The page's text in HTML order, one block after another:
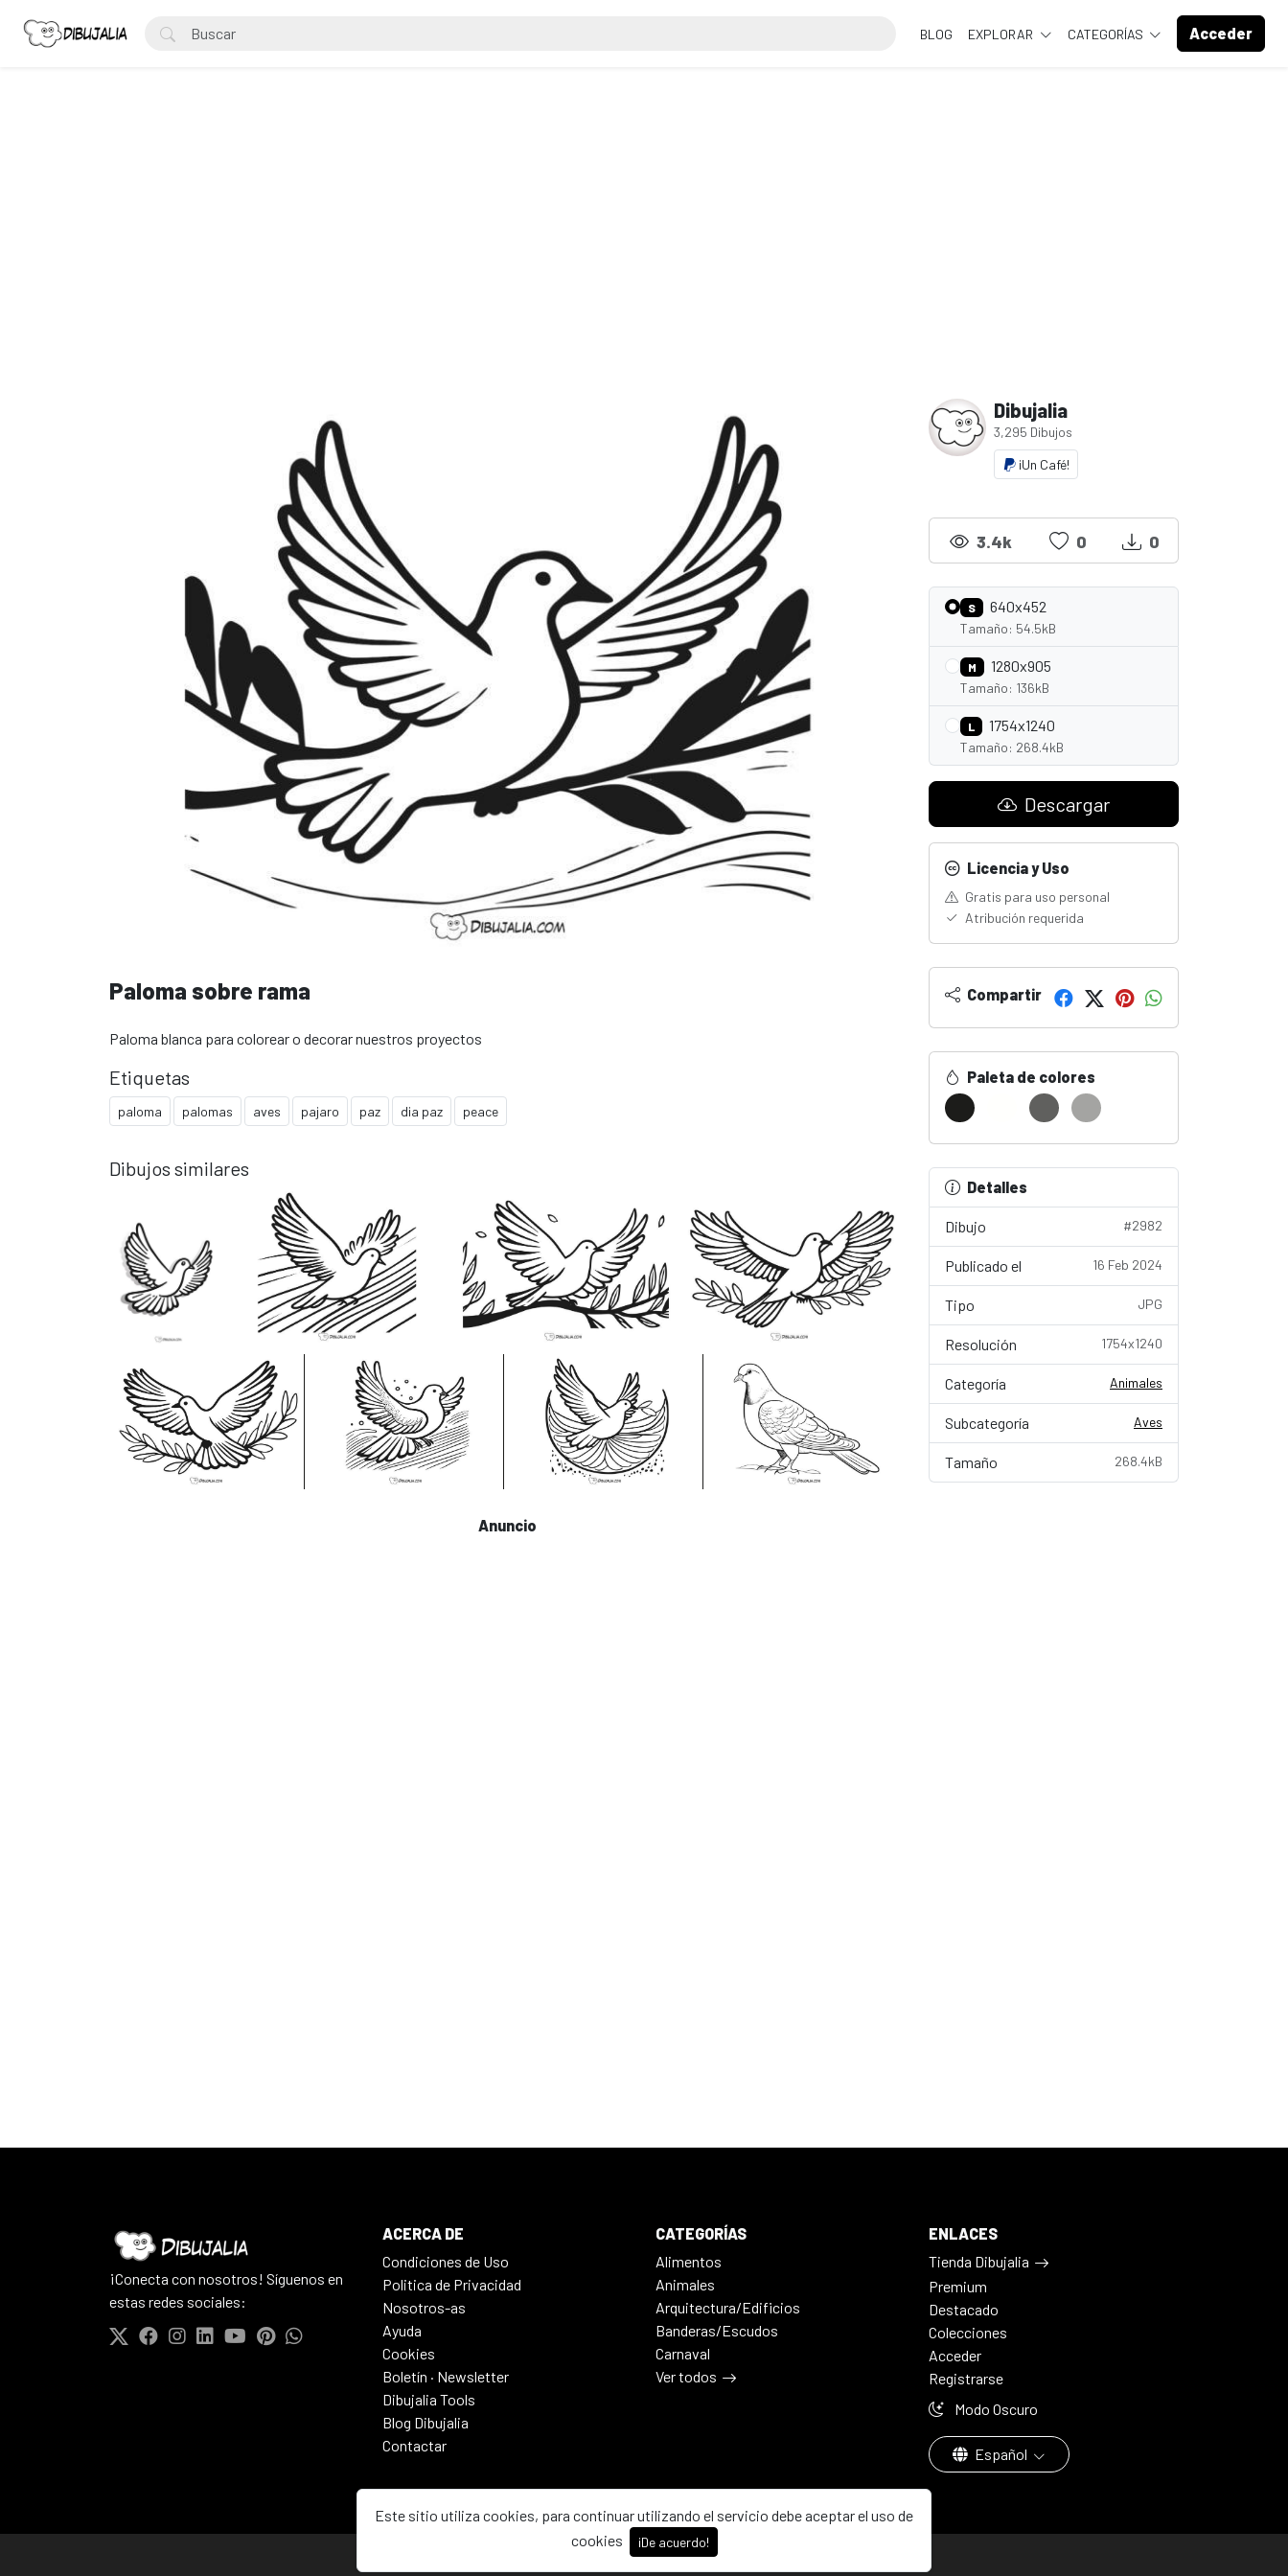
Este sitio utiliza cookies, para continuar utilizando el servicio debe aceptar el uso de
cookies
¡De acuerdo!
BLOG EXPLORAR CATEGORÍAS Acceder
Paloma sobre rama
Paloma blanca para colorear o decorar nuestros proyectos
Etiquetas
paloma palomas aves pajaro paz dia paz peace
Dibujos similares
Anuncio
Dibujalia
3,295 Dibujos
¡Un Café!
3.4k 0 0
S 640x452
Tamaño: 54.5kB
M 1280x905
Tamaño: 136kB
L 1754x1240
Tamaño: 268.4kB
Descargar
Licencia y Uso
Gratis para uso personal
Atribución requerida
Compartir
Paleta de colores
Detalles
Dibujo #2982
Publicado el 16 Feb 2024
Tipo JPG
Resolución 1754x1240
Categoría Animales
Subcategoría Aves
Tamaño 268.4kB
¡Conecta con nosotros! Síguenos en
estas redes sociales:
ACERCA DE
Condiciones de Uso
Politica de Privacidad
Nosotros-as
Ayuda
Cookies
Boletín · Newsletter
Dibujalia Tools
Blog Dibujalia
Contactar
CATEGORÍAS
Alimentos
Animales
Arquitectura/Edificios
Banderas/Escudos
Carnaval
Ver todos
ENLACES
Tienda Dibujalia
Premium
Destacado
Colecciones
Acceder
Registrarse
Modo Oscuro
Español
© 2026 - Dibujalia ha sido ⚙️ con ♥️ en ABC · Castilla-La Mancha · España